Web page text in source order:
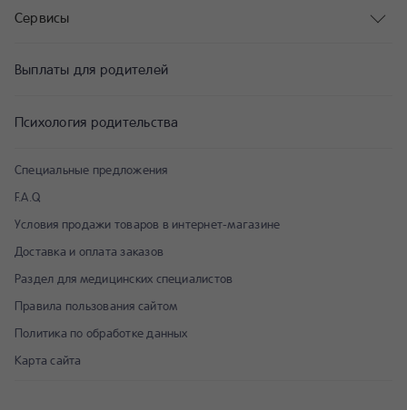
Специальные предложения
F.A.Q
Условия продажи товаров в интернет-магазине
Доставка и оплата заказов
Раздел для медицинских специалистов
Правила пользования сайтом
Политика по обработке данных
Карта сайта
Сервисы
Выплаты для родителей
Психология родительства